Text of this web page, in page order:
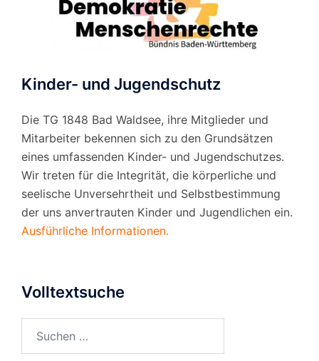
Kinder- und Jugendschutz
Die TG 1848 Bad Waldsee, ihre Mitglieder und
Mitarbeiter bekennen sich zu den Grundsätzen
eines umfassenden Kinder- und Jugendschutzes.
Wir treten für die Integrität, die körperliche und
seelische Unversehrtheit und Selbstbestimmung
der uns anvertrauten Kinder und Jugendlichen ein.
Ausführliche Informationen.
Volltextsuche